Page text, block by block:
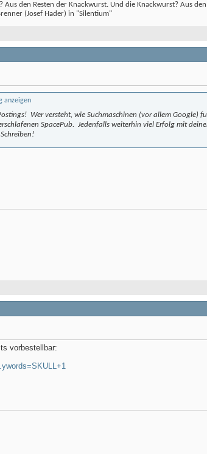
den Resten der Knackwurst. Und die Knackwurst? Aus
(Josef Hader) in "Silentium"
Wer versteht, wie Suchmaschinen (vor allem Google)
SpacePub. Jedenfalls weiterhin viel Erfolg mit
vorbestellbar: